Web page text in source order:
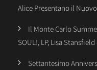
Alice Presentano il
Il Monte Carlo
SOUL!, LP, Lisa
Settantesimo